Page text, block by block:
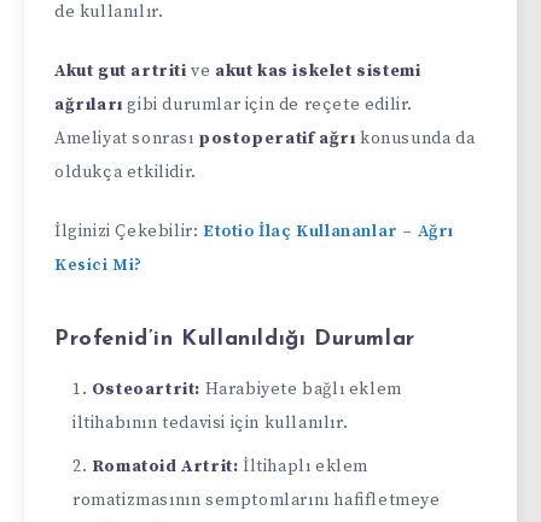
de kullanılır.
Akut gut artriti ve akut kas iskelet sistemi
ağrıları gibi durumlar için de reçete edilir.
Ameliyat sonrası postoperatif ağrı konusunda da
oldukça etkilidir.
İlginizi Çekebilir: Etotio İlaç Kullananlar – Ağrı
Kesici Mi?
Profenid’in Kullanıldığı Durumlar
Osteoartrit: Harabiyete bağlı eklem
iltihabının tedavisi için kullanılır.
Romatoid Artrit: İltihaplı eklem
romatizmasının semptomlarını hafifletmeye